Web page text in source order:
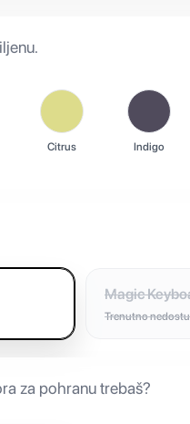
Citrus Indigo
Magic
Trenutno
za pohranu trebaš?